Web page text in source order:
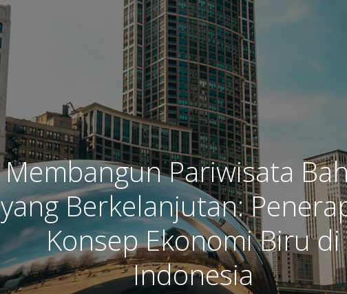
Membangun Pariwisata
yang Berkelanjutan:
Konsep Ekonomi Biru di
Indonesia